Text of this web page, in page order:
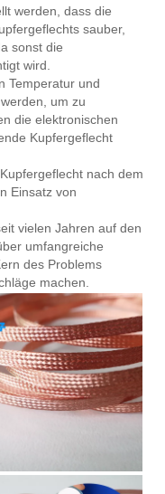
werden, dass die
sauber,
sonst die
wird.
Temperatur und
um zu
die elektronischen
Kupfergeflecht
nach dem
Einsatz von
vielen Jahren auf den
umfangreiche
des Problems
machen.